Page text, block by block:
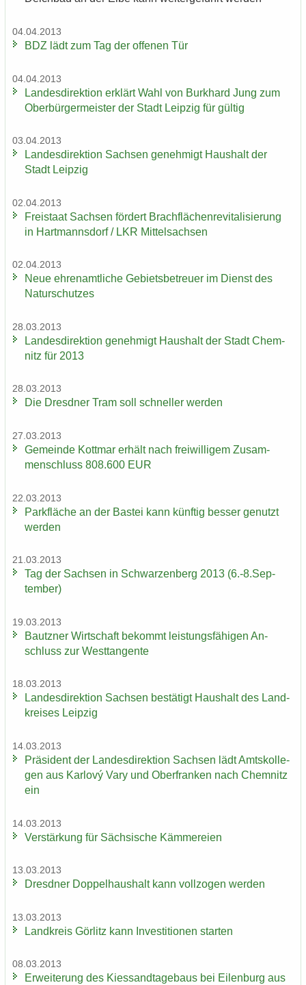
04.04.2013
BDZ lädt zum Tag der of­fe­nen Tür
04.04.2013
Lan­des­di­rek­ti­on er­klärt Wahl von Burk­hard Jung zum
Ober­bür­ger­meis­ter der Stadt Leip­zig für gül­tig
03.04.2013
Lan­des­di­rek­ti­on Sach­sen ge­neh­migt Haus­halt der
Stadt Leip­zig
02.04.2013
Frei­staat Sach­sen för­dert Brach­flä­chen­re­vi­ta­li­sie­rung
in Hart­manns­dorf / LKR Mit­tel­sach­sen
02.04.2013
Neue eh­ren­amt­li­che Ge­biets­be­treu­er im Dienst des
Na­tur­schut­zes
28.03.2013
Lan­des­di­rek­ti­on ge­neh­migt Haus­halt der Stadt Chem­
nitz für 2013
28.03.2013
Die Dresd­ner Tram soll schnel­ler wer­den
27.03.2013
Ge­mein­de Kott­mar er­hält nach frei­wil­li­gem Zu­sam­
men­schluss 808.600 EUR
22.03.2013
Park­flä­che an der Bas­tei kann künf­tig bes­ser ge­nutzt
wer­den
21.03.2013
Tag der Sach­sen in Schwar­zen­berg 2013 (6.-8.Sep­
tem­ber)
19.03.2013
Bautz­ner Wirt­schaft be­kommt leis­tungs­fä­hi­gen An­
schluss zur West­tan­gen­te
18.03.2013
Lan­des­di­rek­ti­on Sach­sen be­stä­tigt Haus­halt des Land­
krei­ses Leip­zig
14.03.2013
Prä­si­dent der Lan­des­di­rek­ti­on Sach­sen lädt Amts­kol­le­
gen aus Karlový Vary und Ober­fran­ken nach Chem­nitz
ein
14.03.2013
Ver­stär­kung für Säch­si­sche Käm­me­rei­en
13.03.2013
Dresd­ner Dop­pel­haus­halt kann voll­zo­gen wer­den
13.03.2013
Land­kreis Gör­litz kann In­ves­ti­tio­nen star­ten
08.03.2013
Er­wei­te­rung des Kies­sand­ta­ge­baus bei Ei­len­burg aus